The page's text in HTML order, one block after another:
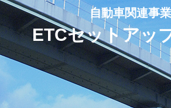
自動車関連事業
ETCセットアッ